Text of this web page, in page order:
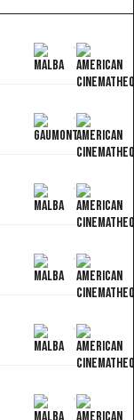
×
×
×
×
×
×